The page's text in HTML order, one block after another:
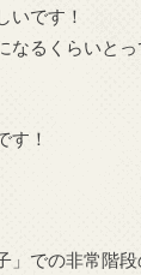
いです！
なるくらいと
す！
」での非常階